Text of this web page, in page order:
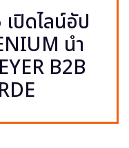
ปิดไลน์อัป
นำ
B2B